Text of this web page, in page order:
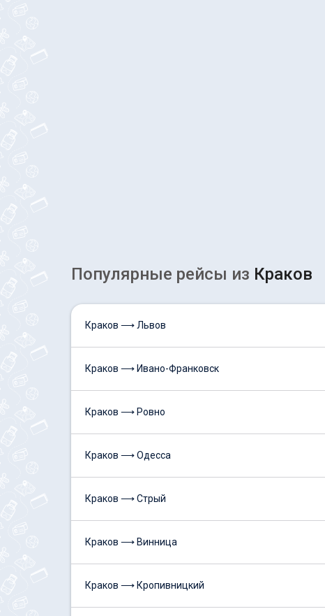
Популярные рейсы из Краков
Краков ⟶ Львов
Краков ⟶ Ивано-Франковск
Краков ⟶ Ровно
Краков ⟶ Одесса
Краков ⟶ Стрый
Краков ⟶ Винница
Краков ⟶ Кропивницкий